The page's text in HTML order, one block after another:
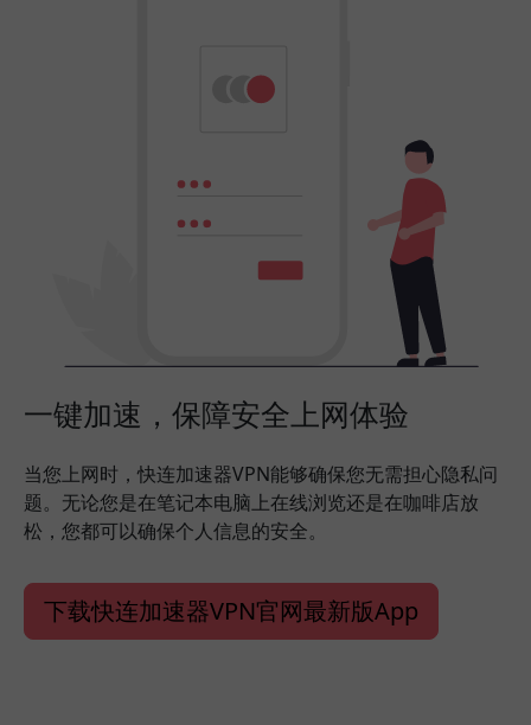
一键加速，保障安全上网体验
当您上网时，快连加速器VPN能够确保您无需担心隐私问
题。无论您是在笔记本电脑上在线浏览还是在咖啡店放
松，您都可以确保个人信息的安全。
下载快连加速器VPN官网最新版App